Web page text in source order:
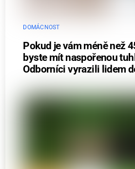
DOMÁCNOST
Pokud je vám méně než
byste mít naspořenou
Odborníci vyrazili lidem